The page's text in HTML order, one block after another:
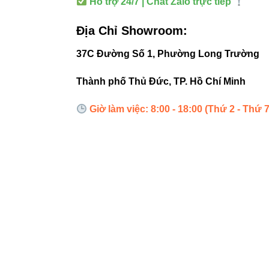
Shop mỹ
Cách bố trí
Khoảng
Chiếu vào
Địa Chỉ Showroom:
37C Đường Số 1, Phường Long Trường
Thành phố Thủ Đức, TP. Hồ Chí Minh
Giờ làm việc: 8:00 - 18:00 (Thứ 2 - Thứ